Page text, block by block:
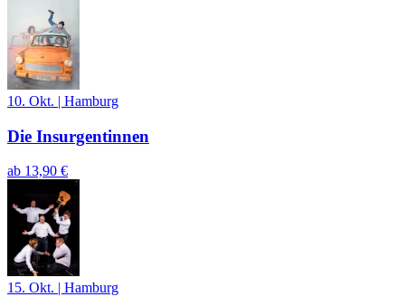
10. Okt. | Hamburg
Die Insurgentinnen
ab 13,90 €
15. Okt. | Hamburg